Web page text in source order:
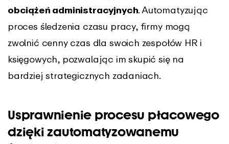
obciążeń administracyjnych. Automatyzując
proces śledzenia czasu pracy, firmy mogą
zwolnić cenny czas dla swoich zespołów HR i
księgowych, pozwalając im skupić się na
bardziej strategicznych zadaniach.
Usprawnienie procesu płacowego
dzięki zautomatyzowanemu